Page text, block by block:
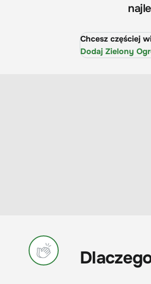
Chcesz częściej
Dodaj Zielony